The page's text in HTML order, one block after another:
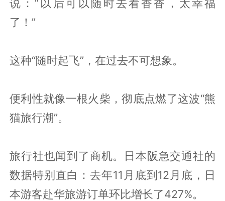
说：“以后可以随时去看香香，太幸福
了！”
这种“随时起飞”，在过去不可想象。
便利性就像一根火柴，彻底点燃了这波“熊
猫旅行潮”。
旅行社也闻到了商机。日本阪急交通社的
数据特别直白：去年11月底到12月底，日
本游客赴华旅游订单环比增长了427%。